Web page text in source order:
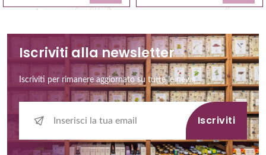
Iscriviti alla newsletter
Iscriviti per rimanere aggiornato su tutte le news
Iscriviti